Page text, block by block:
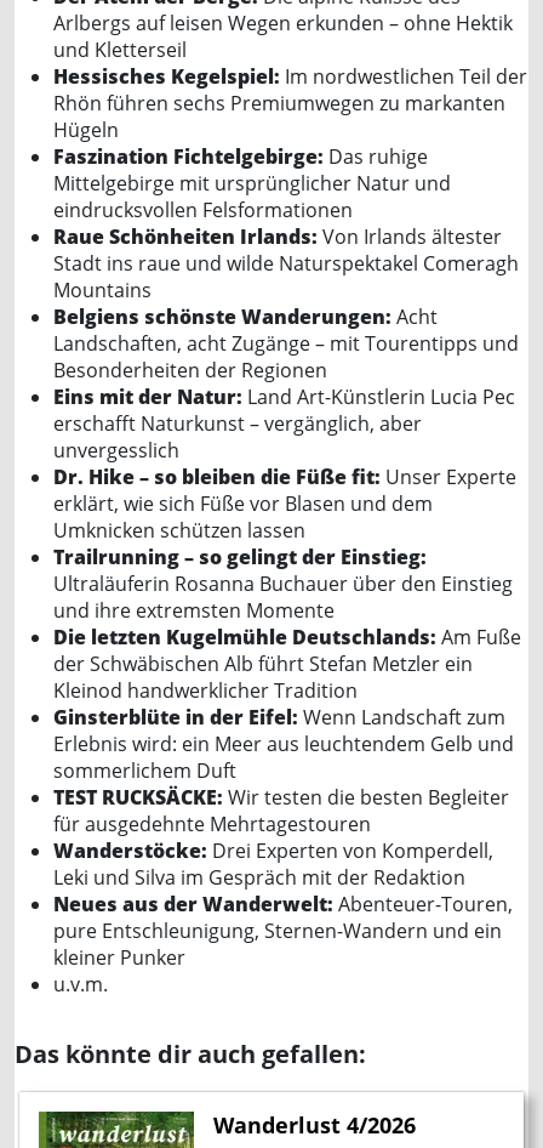
Arlbergs auf leisen Wegen erkunden – ohne Hektik
und Kletterseil
Hessisches Kegelspiel: Im nordwestlichen Teil der
Rhön führen sechs Premiumwegen zu markanten
Hügeln
Faszination Fichtelgebirge: Das ruhige
Mittelgebirge mit ursprünglicher Natur und
eindrucksvollen Felsformationen
Raue Schönheiten Irlands: Von Irlands ältester
Stadt ins raue und wilde Naturspektakel Comeragh
Mountains
Belgiens schönste Wanderungen: Acht
Landschaften, acht Zugänge – mit Tourentipps und
Besonderheiten der Regionen
Eins mit der Natur: Land Art-Künstlerin Lucia Pec
erschafft Naturkunst – vergänglich, aber
unvergesslich
Dr. Hike – so bleiben die Füße fit: Unser Experte
erklärt, wie sich Füße vor Blasen und dem
Umknicken schützen lassen
Trailrunning – so gelingt der Einstieg:
Ultraläuferin Rosanna Buchauer über den Einstieg
und ihre extremsten Momente
Die letzten Kugelmühle Deutschlands: Am Fuße
der Schwäbischen Alb führt Stefan Metzler ein
Kleinod handwerklicher Tradition
Ginsterblüte in der Eifel: Wenn Landschaft zum
Erlebnis wird: ein Meer aus leuchtendem Gelb und
sommerlichem Duft
TEST RUCKSÄCKE: Wir testen die besten Begleiter
für ausgedehnte Mehrtagestouren
Wanderstöcke: Drei Experten von Komperdell,
Leki und Silva im Gespräch mit der Redaktion
Neues aus der Wanderwelt: Abenteuer-Touren,
pure Entschleunigung, Sternen-Wandern und ein
kleiner Punker
u.v.m.
Das könnte dir auch gefallen:
Wanderlust 4/2026